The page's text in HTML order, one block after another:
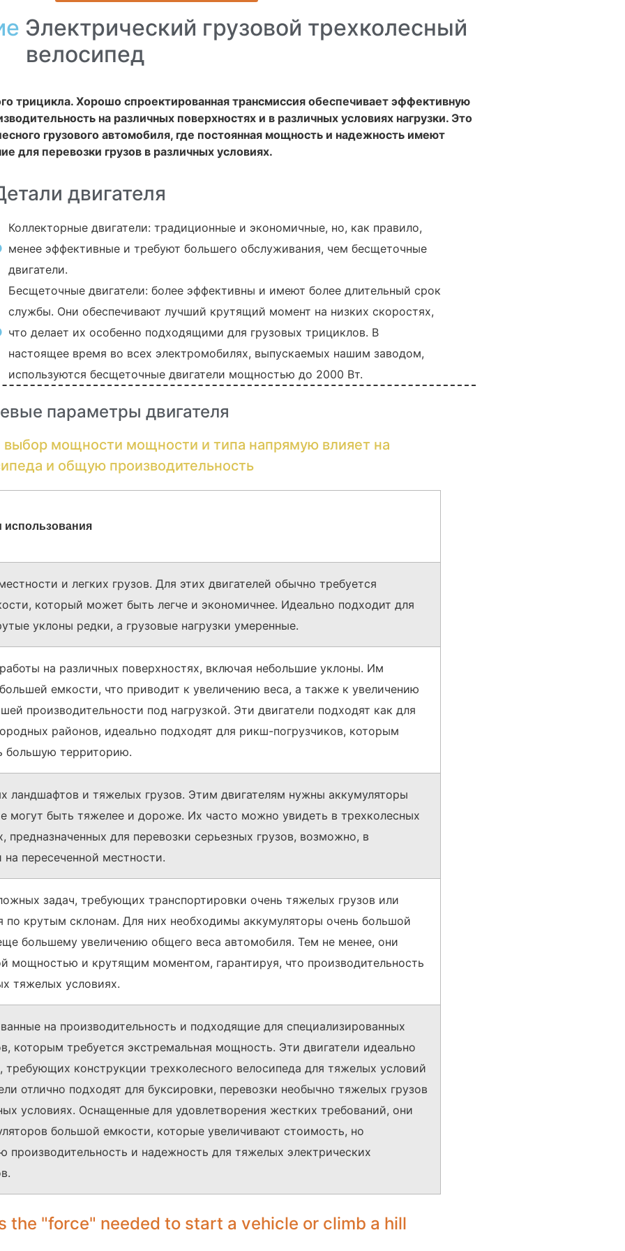
Электрический грузовой трехколесный
велосипед
трицикла. Хорошо спроектированная трансмиссия обеспечивает эффективную
на различных поверхностях и в различных условиях нагрузки. Это
грузового автомобиля, где постоянная мощность и надежность имеют
для перевозки грузов в различных условиях.
двигателя
Коллекторные двигатели: традиционные и экономичные, но, как правило,
менее эффективные и требуют большего обслуживания, чем бесщеточные
двигатели.
Бесщеточные двигатели: более эффективны и имеют более длительный срок
службы. Они обеспечивают лучший крутящий момент на низких скоростях,
что делает их особенно подходящими для грузовых трициклов. В
настоящее время во всех электромобилях, выпускаемых нашим заводом,
используются бесщеточные двигатели мощностью до 2000 Вт.
параметры двигателя
мощности мощности и типа напрямую влияет на
и общую производительность
и легких грузов. Для этих двигателей обычно требуется
который может быть легче и экономичнее. Идеально подходит для
уклоны редки, а грузовые нагрузки умеренные.
на различных поверхностях, включая небольшие уклоны. Им
емкости, что приводит к увеличению веса, а также к увеличению
производительности под нагрузкой. Эти двигатели подходят как для
районов, идеально подходят для рикш-погрузчиков, которым
большую территорию.
ландшафтов и тяжелых грузов. Этим двигателям нужны аккумуляторы
могут быть тяжелее и дороже. Их часто можно увидеть в трехколесных
предназначенных для перевозки серьезных грузов, возможно, в
пересеченной местности.
задач, требующих транспортировки очень тяжелых грузов или
по крутым склонам. Для них необходимы аккумуляторы очень большой
большему увеличению общего веса автомобиля. Тем не менее, они
мощностью и крутящим моментом, гарантируя, что производительность
тяжелых условиях.
на производительность и подходящие для специализированных
которым требуется экстремальная мощность. Эти двигатели идеально
требующих конструкции трехколесного велосипеда для тяжелых условий
отлично подходят для буксировки, перевозки необычно тяжелых грузов
условиях. Оснащенные для удовлетворения жестких требований, они
большой емкости, которые увеличивают стоимость, но
производительность и надежность для тяжелых электрических
the "force" needed to start a vehicle or climb a hill